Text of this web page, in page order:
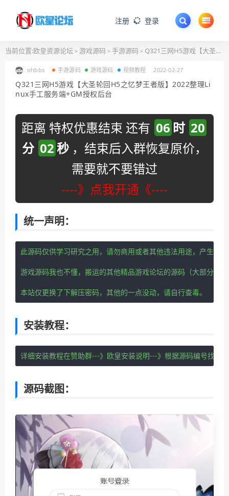
注册 登录
当前位置:欧皇资源论坛 > 游戏源码 > 手游源码 > Q321三网H5游戏【大圣轮回H5之忆梦王者版】2022整理Linux手工服务端+GM授权后台
ohbbs 手游源码 游戏源码 视频教程 2022-02-27
Q321三网H5游戏【大圣轮回H5之忆梦王者版】2022整理Li
nux手工服务端+GM授权后台
距离 特权优惠结束 还有 06 时 20
分 01秒 ，结束后入群恢复原价，
需要就不要错过
----》点我开通《----
统一声明：
此源码仅供学习研究之用，请勿商用或者其他违法用途，产生其
游戏源码我也不懂，搬运的其他精品游戏论坛的源码（大部分带
本站仅更换了下解压密码，其他的一点没动，请自行查毒。
安装教程：
详细安装教程在赞助群---》欧皇安装说明---》根据源码编号找安
源码截图：